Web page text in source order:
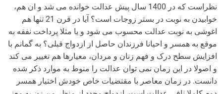
نظراست که در 1400 سال پیش عدالت خوانده می شد و ان هم،
خوابیدن به نوبت در بستر زوجات است؟ آیا در قرن 21 تنها هم
اغوشی به نوبت عدالت محسوب می شود و یا مثلا پرداخت نفقه به
موقع به همسر و احیانا فرزندان حاصل از ازدواج قبلی؟ به گمانم با
افزایش سطح درک و فهم زنان و مردان، معیارها هم تغییر می کند
و اصولا در این زمان نمی توان عدالت را منوط به موارد ذکر شده
دانست. در زمان معاصر با مقتضیات خاص خودش اختیار همسر